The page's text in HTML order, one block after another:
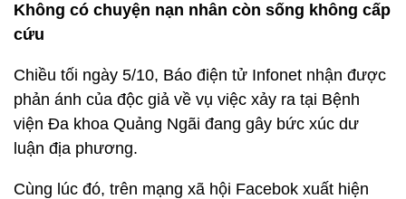
Không có chuyện nạn nhân còn sống không cấp
cứu
Chiều tối ngày 5/10, Báo điện tử Infonet nhận được
phản ánh của độc giả về vụ việc xảy ra tại Bệnh
viện Đa khoa Quảng Ngãi đang gây bức xúc dư
luận địa phương.
Cùng lúc đó, trên mạng xã hội Facebok xuất hiện